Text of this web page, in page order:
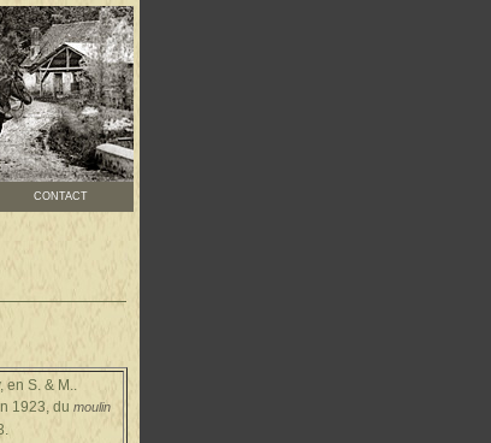
CONTACT
en S. & M..
1923, du moulin